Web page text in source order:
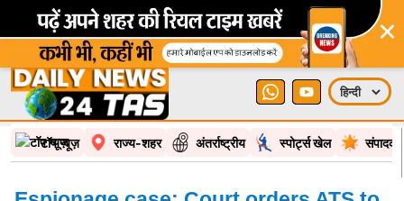
टॉप न्यूज़ राज्य-शहर स्पोर्ट्स खेल
Espionage case: Court orders ATS to
file Kurulkar chargesheet before
magistrate